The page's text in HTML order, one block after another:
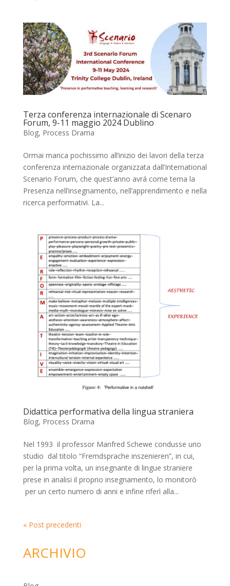
Terza conferenza internazionale di Scenaro
Forum, 9-11 maggio 2024 Dublino
Blog, Process Drama
Ormai manca pochissimo all’inizio dei lavori della terza
conferenza internazionale organizzata dall’International
Scenario Forum, che quest’anno avrá come tema la
Presenza nell’insegnamento, nell’apprendimento e nella
ricerca performativi. La...
Didattica performativa della lingua straniera
Blog, Process Drama
Nel 1993 il professor Manfred Schewe condusse uno
studio dal titolo “Fremdsprache inszenieren”, in cui,
per la prima volta, un insegnante di lingue straniere
prese in analisi il proprio insegnamento, lo monitorò
per un certo numero di anni e infine riferì alla...
« Post precedenti
ARCHIVIO